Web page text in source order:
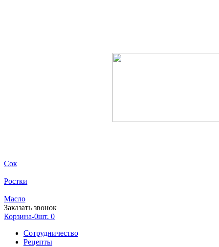
Сок
Ростки
Масло
Заказать звонок
Корзина-0шт. 0
Сотрудничество
Рецепты